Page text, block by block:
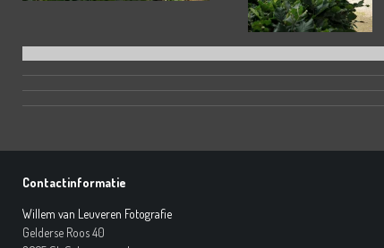
Contactinformatie
Willem van Leuveren Fotografie
Gelderse Roos 40